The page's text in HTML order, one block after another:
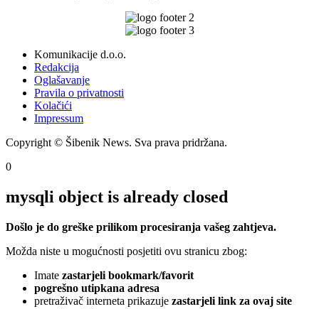
Komunikacije d.o.o.
Redakcija
Oglašavanje
Pravila o privatnosti
Kolačići
Impressum
Copyright © Šibenik News. Sva prava pridržana.
0
mysqli object is already closed
Došlo je do greške prilikom procesiranja vašeg zahtjeva.
Možda niste u mogućnosti posjetiti ovu stranicu zbog:
Imate zastarjeli bookmark/favorit
pogrešno utipkana adresa
pretraživač interneta prikazuje zastarjeli link za ovaj site